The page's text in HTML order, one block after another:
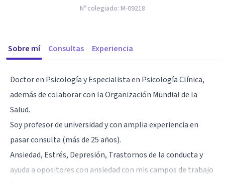
Nº colegiado: M-09218
Sobre mí Consultas Experiencia
Doctor en Psicología y Especialista en Psicología Clínica,
además de colaborar con la Organización Mundial de la
Salud.
Soy profesor de universidad y con amplia experiencia en
pasar consulta (más de 25 años).
Ansiedad, Estrés, Depresión, Trastornos de la conducta y
ayuda a opositores con ansiedad con mis campos de trabajo